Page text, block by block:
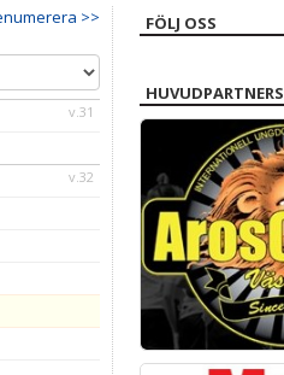
>>
v.31
v.32
FÖLJ OSS
HUVUDPARTNERS